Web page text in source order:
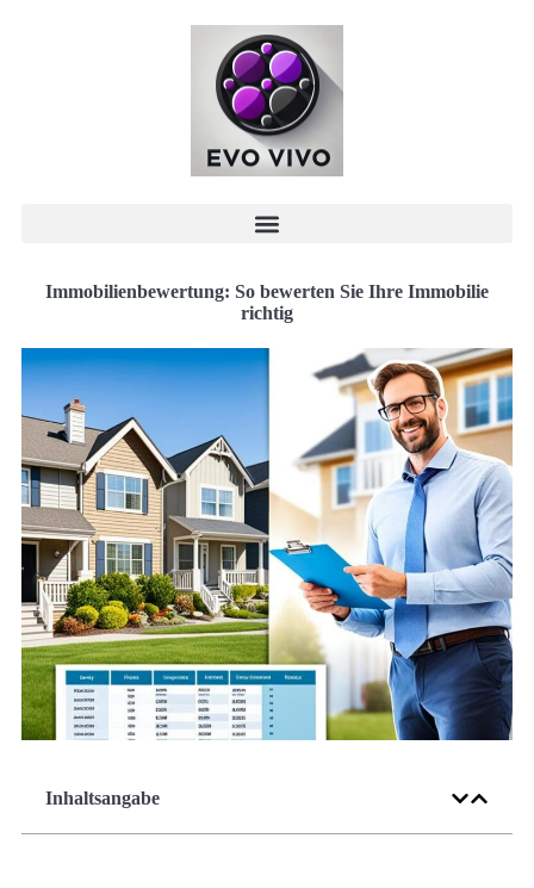
Immobilienbewertung: So bewerten Sie Ihre Immobilie
richtig
Inhaltsangabe